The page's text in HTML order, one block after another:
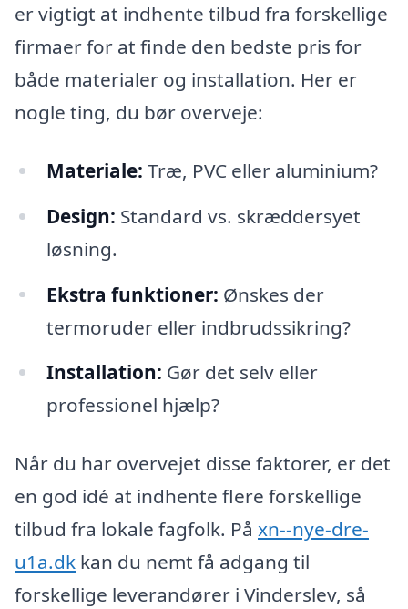
er vigtigt at indhente tilbud fra forskellige
firmaer for at finde den bedste pris for
både materialer og installation. Her er
nogle ting, du bør overveje:
Materiale: Træ, PVC eller aluminium?
Design: Standard vs. skræddersyet
løsning.
Ekstra funktioner: Ønskes der
termoruder eller indbrudssikring?
Installation: Gør det selv eller
professionel hjælp?
Når du har overvejet disse faktorer, er det
en god idé at indhente flere forskellige
tilbud fra lokale fagfolk. På xn--nye-dre-
u1a.dk kan du nemt få adgang til
forskellige leverandører i Vinderslev, så